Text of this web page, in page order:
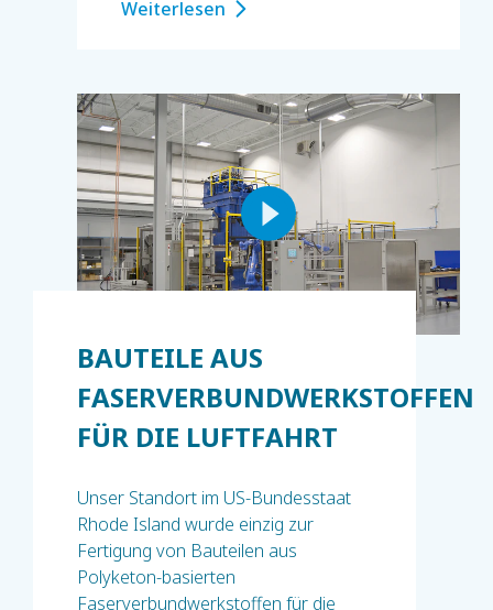
Weiterlesen
BAUTEILE AUS
FASERVERBUNDWERKSTOFFEN
FÜR DIE LUFTFAHRT
Unser Standort im US-Bundesstaat
Rhode Island wurde einzig zur
Fertigung von Bauteilen aus
Polyketon-basierten
Faserverbundwerkstoffen für die